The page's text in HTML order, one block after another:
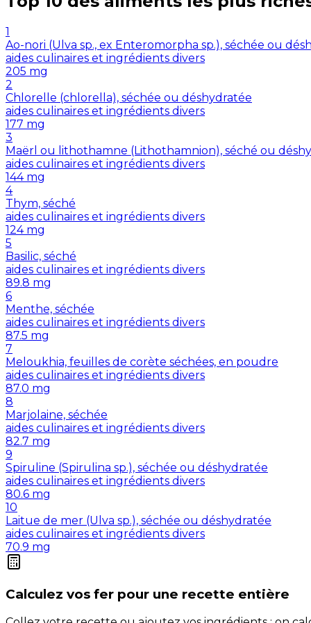
1
Ao-nori (Ulva sp., ex Enteromorpha sp.), séchée ou
aides culinaires et ingrédients divers
205 mg
2
Chlorelle (chlorella), séchée ou déshydratée
aides culinaires et ingrédients divers
177 mg
3
Maërl ou lithothamne (Lithothamnion), séché ou
aides culinaires et ingrédients divers
144 mg
4
Thym, séché
aides culinaires et ingrédients divers
124 mg
5
Basilic, séché
aides culinaires et ingrédients divers
89.8 mg
6
Menthe, séchée
aides culinaires et ingrédients divers
87.5 mg
7
Meloukhia, feuilles de corète séchées, en poudre
aides culinaires et ingrédients divers
87.0 mg
8
Marjolaine, séchée
aides culinaires et ingrédients divers
82.7 mg
9
Spiruline (Spirulina sp.), séchée ou déshydratée
aides culinaires et ingrédients divers
80.6 mg
10
Laitue de mer (Ulva sp.), séchée ou déshydratée
aides culinaires et ingrédients divers
70.9 mg
Calculez vos fer pour une recette entière